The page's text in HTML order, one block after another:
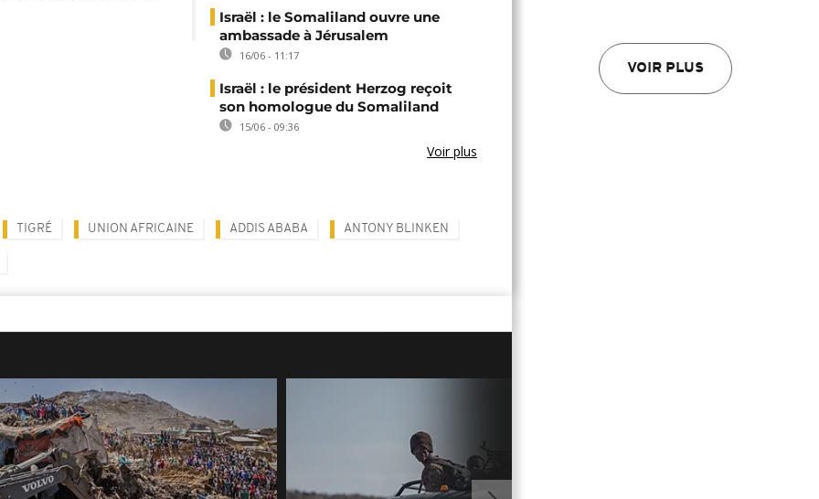
VOIR PLUS
Israël : le Somaliland ouvre une
ambassade à Jérusalem
16/06 - 11:17
Israël : le président Herzog reçoit
son homologue du Somaliland
15/06 - 09:36
Voir plus
TIGRÉ UNION AFRICAINE ADDIS ABABA ANTONY BLINKEN